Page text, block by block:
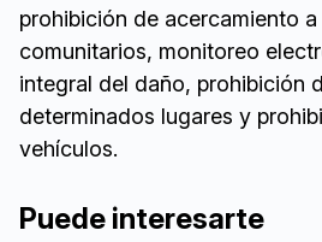
prohibición de acercamiento
comunitarios, monitoreo
integral del daño, prohibición
determinados lugares y
vehículos.
Puede interesarte